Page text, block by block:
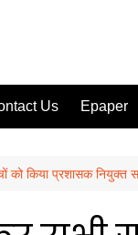
Us Epaper
को किया प्रशासक नियुक्त